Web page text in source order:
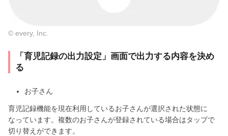
© every, Inc.
「育児記録の出力設定」画面で出力する内容を決め
る
お子さん
育児記録機能を現在利用しているお子さんが選択された状態に
なっています。複数のお子さんが登録されている場合はタップで
切り替えができます。